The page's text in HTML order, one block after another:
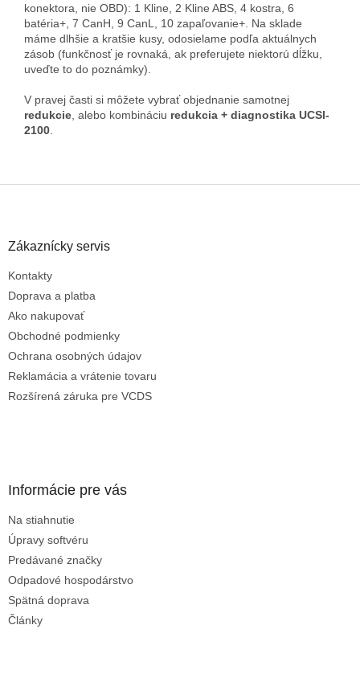
konektora, nie OBD): 1 Kline, 2 Kline ABS, 4 kostra, 6
batéria+, 7 CanH, 9 CanL, 10 zapaľovanie+. Na sklade
máme dlhšie a kratšie kusy, odosielame podľa aktuálnych
zásob (funkčnosť je rovnaká, ak preferujete niektorú dĺžku,
uveďte to do poznámky).
V pravej časti si môžete vybrať objednanie samotnej
redukcie , alebo kombináciu redukcia + diagnostika UCSI-
2100
Zákaznícky servis
Kontakty
Doprava a platba
Ako nakupovať
Obchodné podmienky
Ochrana osobných údajov
Reklamácia a vrátenie tovaru
Rozšírená záruka pre VCDS
Informácie pre vás
Na stiahnutie
Úpravy softvéru
Predávané značky
Odpadové hospodárstvo
Spätná doprava
Články